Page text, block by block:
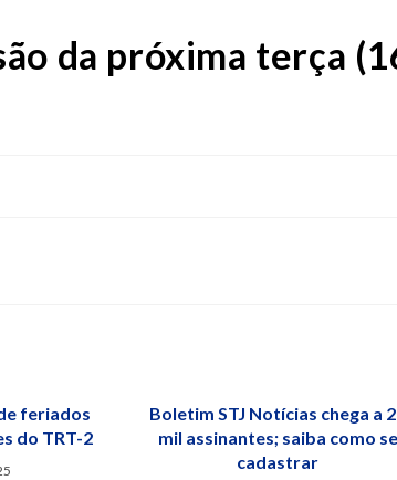
da próxima terça
feriados
do TRT-2
Boletim STJ Notícias chega a
mil assinantes; saiba como se
cadastrar